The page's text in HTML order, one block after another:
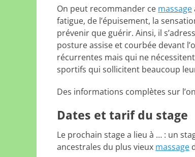
On peut recommander ce massage
fatigue, de l’épuisement, la
prévenir que guérir. Ainsi, il
posture assise et courbée devant
récurrentes mais qui ne
sportifs qui sollicitent beaucoup
Des informations complètes sur
Dates et tarif du stage
Le prochain stage a lieu à … : un
ancestrales du plus vieux massage